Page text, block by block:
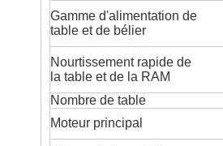
Gamme d'alimentation de
table et de bélier
Nourtissement rapide de
la table et de la RAM
Nombre de table
Moteur principal